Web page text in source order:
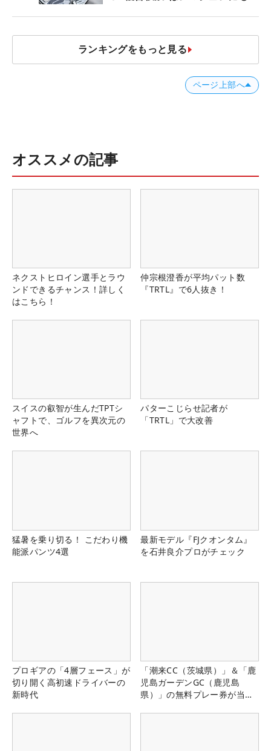
ランキングをもっと見る
ページ上部へ
オススメの記事
ネクストヒロイン選手とラウ
ンドできるチャンス！詳しく
はこちら！
仲宗根澄香が平均パット数
『TRTL』で6人抜き！
スイスの叡智が生んだTPTシ
ャフトで、ゴルフを異次元の
世界へ
パターこじらせ記者が
「TRTL」で大改善
猛暑を乗り切る！ こだわり機
能派パンツ4選
最新モデル『FJクオンタム』
を石井良介プロがチェック
プロギアの「4層フェース」が
切り開く高初速ドライバーの
新時代
「潮来CC（茨城県）」＆「鹿
児島ガーデンGC（鹿児島
県）」の無料プレー券が当た